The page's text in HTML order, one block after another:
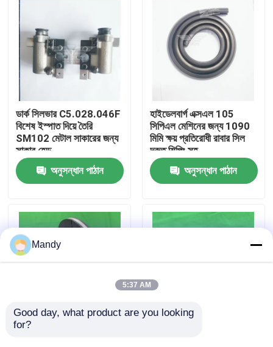
পণ্য
আমাদের সম্পর্কে
কারখানা পরিদর্শন
গুণমান নিয়ন্ত্রণ
আমাদের সাথে যোগাযোগ করুন
খবর
মামলা
ডার্ক সিলভার C5.028.046F
বিশেষ ইস্পাত দিয়ে তৈরি
SM102 মেটাল সাকারের জন্য
সাকার হেড
অনুসন্ধান পাঠান
হাইডেলবার্গ এক্সএল 105
সিপিএল মেশিনের জন্য 1090
মিমি ক্ষয় প্রতিরোধী রাবার সিল
দ্রুত শিপিং সহ
অনুসন্ধান পাঠান
রোল্যান্ড ৭০০ এর জন্য ১৯০
Mandy
5:37 AM
Good day, what product are you looking
for?